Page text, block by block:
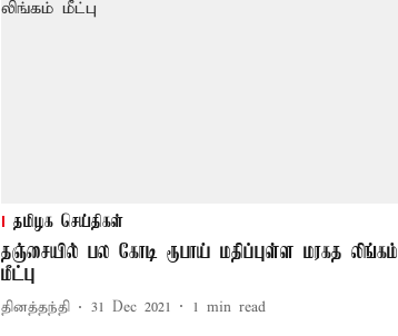
தமிழக செய்திகள்
தஞ்சையில் பல கோடி ரூபாய் மதிப்புள்ள மரகத லிங்கம்
மீட்பு
தினத்தந்தி 31 Dec 2021 1 min read